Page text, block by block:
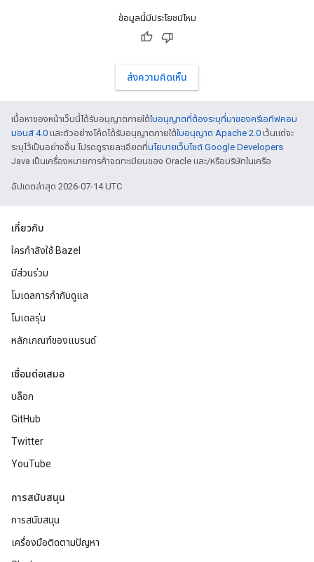
ข้อมูลนี้มีประโยชน์ไหม
ส่งความคิดเห็น
เนื้อหาของหน้าเว็บนี้ได้รับอนุญาตภายใต้ใบอนุญาตที่ต้องระบุที่มาของครีเอทีฟคอม
มอนส์ 4.0 และตัวอย่างโค้ดได้รับอนุญาตภายใต้ใบอนุญาต Apache 2.0 เว้นแต่จะ
ระบุไว้เป็นอย่างอื่น โปรดดูรายละเอียดที่นโยบายเว็บไซต์ Google Developers
Java เป็นเครื่องหมายการค้าจดทะเบียนของ Oracle และ/หรือบริษัทในเครือ
อัปเดตล่าสุด 2026-07-14 UTC
เกี่ยวกับ
ใครกำลังใช้ Bazel
มีส่วนร่วม
โมเดลการกำกับดูแล
โมเดลรุ่น
หลักเกณฑ์ของแบรนด์
เชื่อมต่อเสมอ
บล็อก
GitHub
Twitter
YouTube
การสนับสนุน
การสนับสนุน
เครื่องมือติดตามปัญหา